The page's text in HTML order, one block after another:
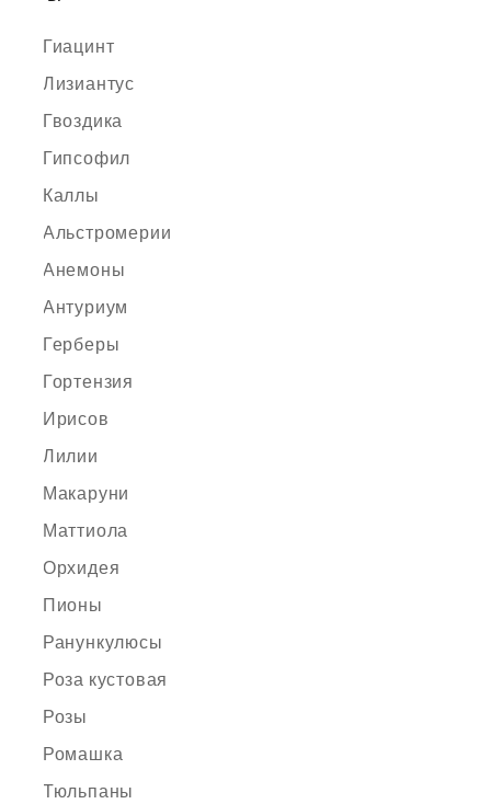
Гиацинт
Лизиантус
Гвоздика
Гипсофил
Каллы
Альстромерии
Анемоны
Антуриум
Герберы
Гортензия
Ирисов
Лилии
Макаруни
Маттиола
Орхидея
Пионы
Ранункулюсы
Роза кустовая
Розы
Ромашка
Тюльпаны